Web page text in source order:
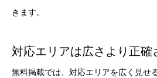
きます。
対応エリアは広さより正確
無料掲載では、対応エリアを広く見せ